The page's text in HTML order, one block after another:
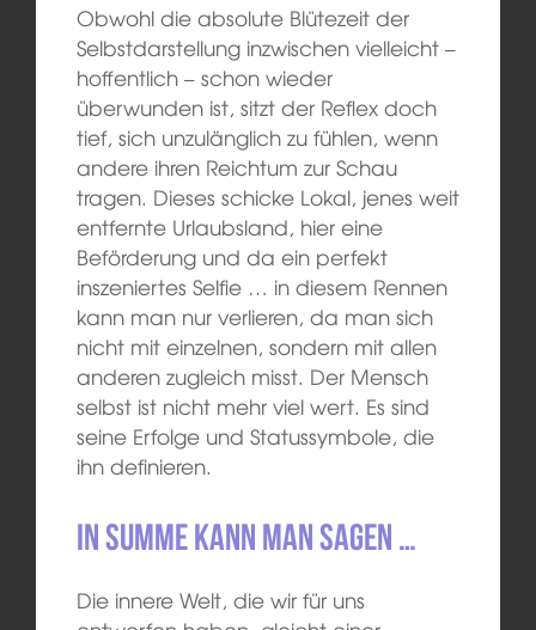
Obwohl die absolute Blütezeit der
Selbstdarstellung inzwischen vielleicht –
hoffentlich – schon wieder
überwunden ist, sitzt der Reflex doch
tief, sich unzulänglich zu fühlen, wenn
andere ihren Reichtum zur Schau
tragen. Dieses schicke Lokal, jenes weit
entfernte Urlaubsland, hier eine
Beförderung und da ein perfekt
inszeniertes Selfie … in diesem Rennen
kann man nur verlieren, da man sich
nicht mit einzelnen, sondern mit allen
anderen zugleich misst. Der Mensch
selbst ist nicht mehr viel wert. Es sind
seine Erfolge und Statussymbole, die
ihn definieren.
In Summe kann man sagen …
Die innere Welt, die wir für uns